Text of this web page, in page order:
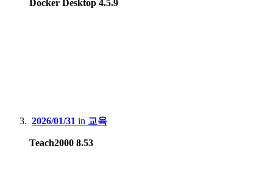
Docker Desktop 4.5.9
2026/01/31 in 교육
Teach2000 8.53